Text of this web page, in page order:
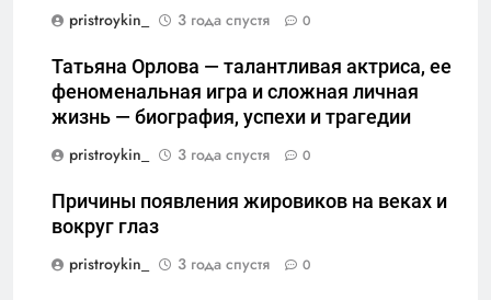
pristroykin_
3 года спустя 0
Татьяна Орлова — талантливая актриса, ее
феноменальная игра и сложная личная
жизнь — биография, успехи и трагедии
pristroykin_
3 года спустя 0
Причины появления жировиков на веках и
вокруг глаз
pristroykin_
3 года спустя 0